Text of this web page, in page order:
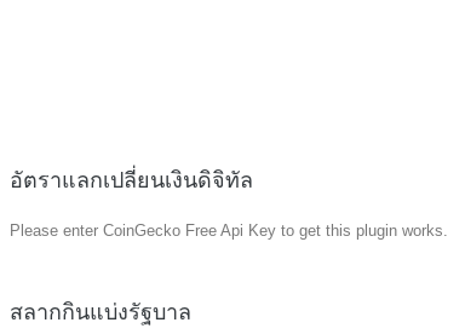
อัตราแลกเปลี่ยนเงินดิจิทัล
Please enter CoinGecko Free Api Key to get this plugin works.
สลากกินแบ่งรัฐบาล